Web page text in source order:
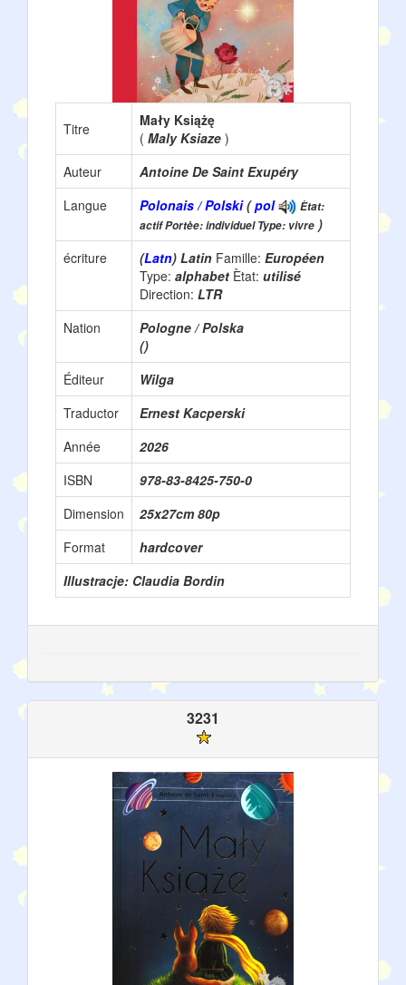
Titre
Mały Książę
( Maly Ksiaze )
Auteur
Antoine De Saint Exupéry
Langue
Polonais / Polski(pol
Ètat:
actif Portèe: individuel Type: vivre )
écriture
(Latn) Latin Famille: Européen
Type: alphabet Ètat: utilisé
Direction: LTR
Nation
Pologne / Polska
()
Éditeur
Wilga
Traductor
Ernest Kacperski
Année
2026
ISBN
978-83-8425-750-0
Dimension
25x27cm 80p
Format
hardcover
Illustracje: Claudia Bordin
3231